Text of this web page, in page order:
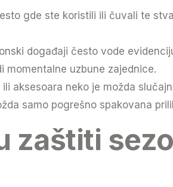
gde ste koristili ili čuvali te
događaji često vode
momentalne uzbune zajednice.
aksesoara neko je možda
samo pogrešno spakovana
zaštiti